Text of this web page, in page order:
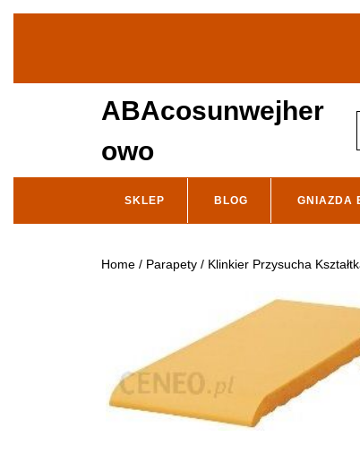
ABAcosunwejher
owo
SKLEP BLOG GNIAZDA
Home / Parapety / Klinkier Przysucha